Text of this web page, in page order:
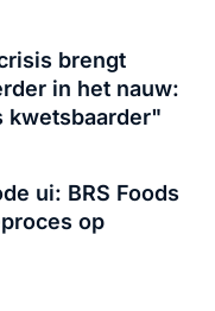
brengt
in het nauw:
kwetsbaarder"
ui: BRS Foods
op